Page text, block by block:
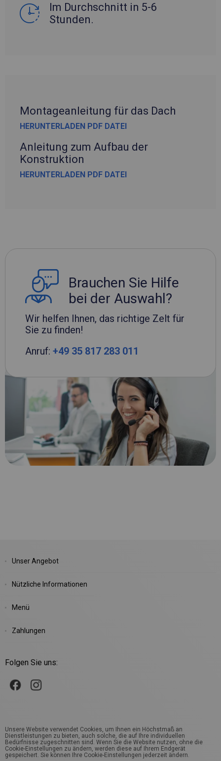
Im Durchschnitt in 5-6
Stunden.
Montageanleitung für das Dach
HERUNTERLADEN PDF DATEI
Anleitung zum Aufbau der
Konstruktion
HERUNTERLADEN PDF DATEI
Brauchen Sie Hilfe
bei der Auswahl?
Wir helfen Ihnen, das richtige Zelt für
Sie zu finden!
Anruf: +49 35 817 283 011
Unser Angebot
Nützliche Informationen
Menü
Zahlungen
Folgen Sie uns:
Unsere Website verwendet Cookies, um Ihnen ein Höchstmaß an
Dienstleistungen zu bieten, auch solche, die auf Ihre individuellen
Bedürfnisse zugeschnitten sind. Wenn Sie die Website nutzen, ohne die
Cookie-Einstellungen zu ändern, werden diese auf Ihrem Endgerät
gespeichert. Sie können Ihre Cookie-Einstellungen jederzeit ändern.